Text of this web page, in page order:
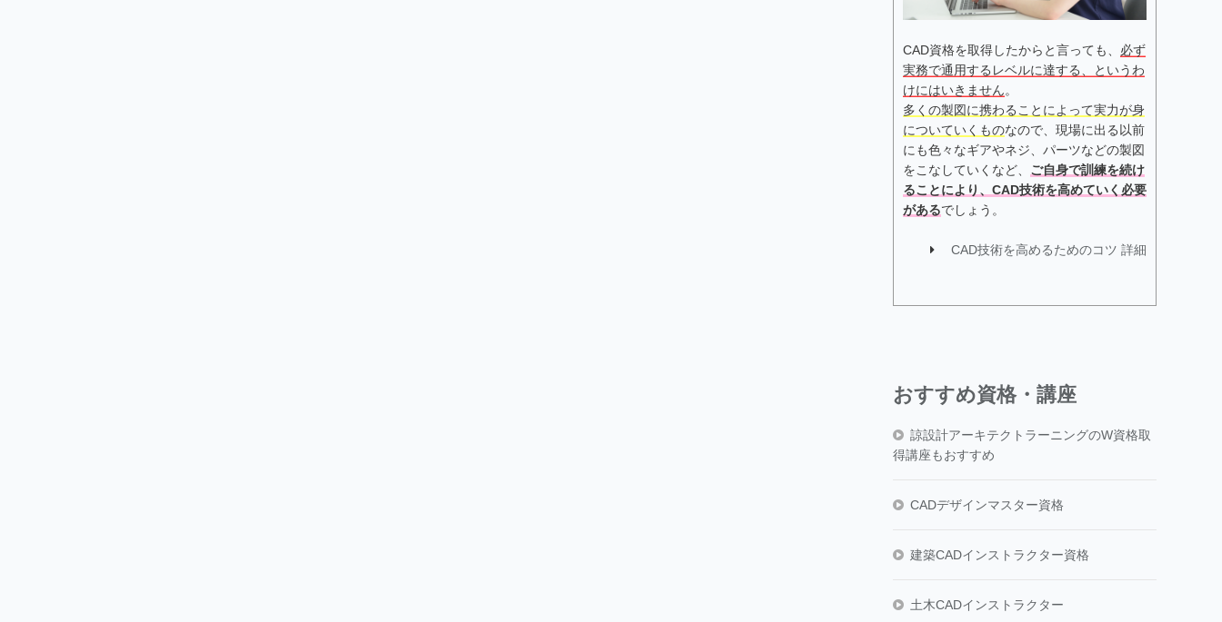
CAD資格を取得したからと言っても、 必ず
実務で通用するレベルに達する、というわ
けにはいきません。
多くの製図に携わることによって実力が身
についていくものなので、現場に出る以前
にも色々なギアやネジ、パーツなどの製図
をこなしていくなど、 ご自身で訓練を続け
ることにより、CAD技術を高めていく必要
があるでしょう。
CAD技術を高めるためのコツ 詳細
おすすめ資格・講座
諒設計アーキテクトラーニングのW資格取
得講座もおすすめ
CADデザインマスター資格
建築CADインストラクター資格
土木CADインストラクター